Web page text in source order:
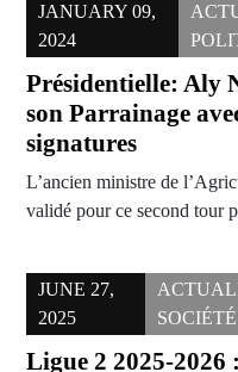
JANUARY 09,
2024
Présidentielle: Aly
son Parrainage
signatures
L’ancien ministre de
validé pour ce second tour
JUNE 27,
2025
SOCIÉTÉ
Ligue 2 2025-2026